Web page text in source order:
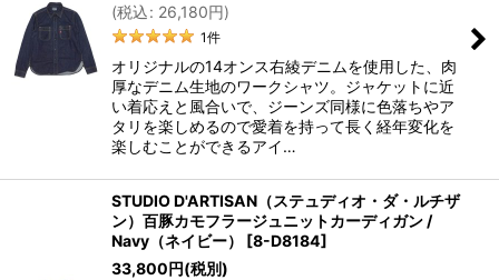
絞り込む
(税込: 26,180円)
1件
オリジナルの14オンス右綾デニムを使用した、肉
厚なデニム生地のワークシャツ。ジャケットに近
い着応えと風合いで、ジーンズ同様に色落ちやア
タリを楽しめるので愛着を持って長く経年変化を
楽しむことができるアイ…
STUDIO D'ARTISAN（ステュディオ・ダ・ルチザ
ン）百豚カモフラージュニットカーディガン /
Navy（ネイビー）
[8-D8184]
33,800円(税別)